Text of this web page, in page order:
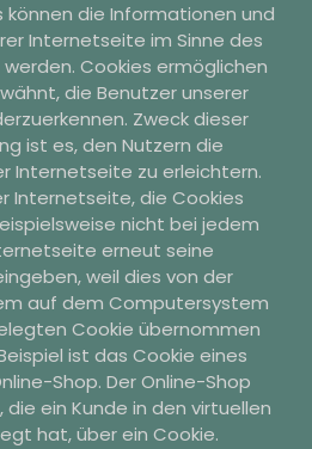
können die Informationen und
Internetseite im Sinne des
Cookies ermöglichen
die Benutzer unserer
Zweck dieser
ist es, den Nutzern die
Internetseite zu erleichtern.
Internetseite, die Cookies
nicht bei jedem
erneut seine
weil dies von der
auf dem Computersystem
Cookie übernommen
ist das Cookie eines
Shop. Der Online-Shop
ein Kunde in den virtuellen
hat, über ein Cookie.